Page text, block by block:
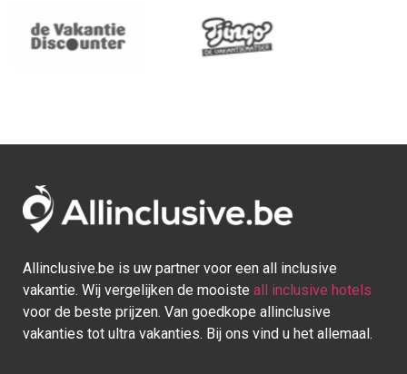
Allinclusive.be is uw partner voor een all inclusive
vakantie. Wij vergelijken de mooiste all inclusive hotels
voor de beste prijzen. Van goedkope allinclusive
vakanties tot ultra vakanties. Bij ons vind u het allemaal.